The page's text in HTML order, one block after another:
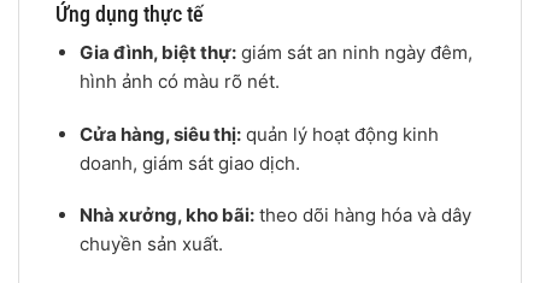
Ứng dụng thực tế
Gia đình, biệt thự:giám sát an ninh ngày đêm,
hình ảnh có màu rõ nét.
Cửa hàng, siêu thị:quản lý hoạt động kinh
doanh, giám sát giao dịch.
Nhà xưởng, kho bãi:theo dõi hàng hóa và dây
chuyền sản xuất.